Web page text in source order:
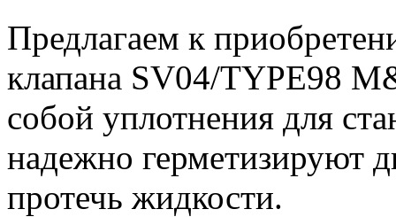
Предлагаем к
клапана SV04/TYPE98
собой уплотнения для
надежно герметизируют
протечь жидкости.